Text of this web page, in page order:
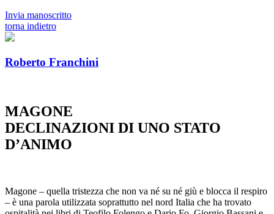
Invia manoscritto
torna indietro
Roberto Franchini
MAGONE
DECLINAZIONI DI UNO STATO
D’ANIMO
Magone – quella tristezza che non va né su né giù e blocca il respiro
– è una parola utilizzata soprattutto nel nord Italia che ha trovato